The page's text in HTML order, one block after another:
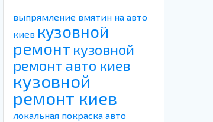
выпрямление вмятин на авто
киев кузовной
ремонт кузовной
ремонт авто киев
кузовной
ремонт киев
локальная покраска авто